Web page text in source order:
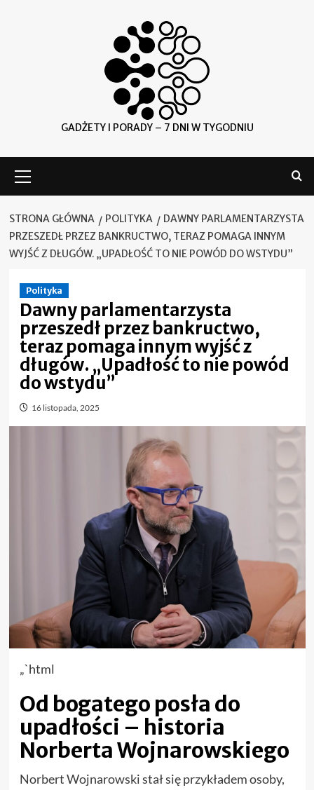
GADŻETY I PORADY – 7 DNI W TYGODNIU
główne
STRONA GŁÓWNA POLITYKA
DAWNY PARLAMENTARZYSTA
PRZESZEDŁ PRZEZ BANKRUCTWO, TERAZ POMAGA INNYM
WYJŚĆ Z DŁUGÓW. „UPADŁOŚĆ TO NIE POWÓD DO WSTYDU”
Polityka
Dawny parlamentarzysta
przeszedł przez bankructwo,
teraz pomaga innym wyjść z
długów. „Upadłość to nie powód
do wstydu”
16 listopada, 2025
„`html
Od bogatego posła do
upadłości – historia
Norberta Wojnarowskiego
Norbert Wojnarowski stał się przykładem osoby,